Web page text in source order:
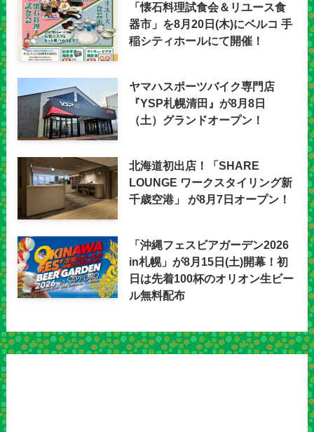
「懐石料理試食会＆リユース食
器市」を8月20日(木)にベルコ 手
稲シティホールにて開催！
ヤマハスポーツバイク専門店
『YSP札幌清田』が8月8日
（土）グランドオープン！
北海道初出店！「SHARE
LOUNGE ワークスタイリング新
千歳空港」 が8月7日オープン！
「沖縄フェスビアガーデン2026
in札幌」が8月15日(土)開幕！初
日は先着100杯のオリオン生ビー
ル無料配布